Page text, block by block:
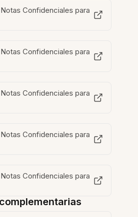
Confidenciales para
Confidenciales para
Confidenciales para
Confidenciales para
Confidenciales para